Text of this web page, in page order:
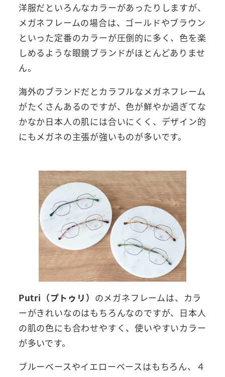
洋服だといろんなカラーがあったりしますが、
メガネフレームの場合は、ゴールドやブラウン
といった定番のカラーが圧倒的に多く、色を楽
しめるような眼鏡ブランドがほとんどありませ
ん。
海外のブランドだとカラフルなメガネフレーム
がたくさんあるのですが、色が鮮やか過ぎてな
かなか日本人の肌には合いにくく、デザイン的
にもメガネの主張が強いものが多いです。
Putri（プトゥリ） のメガネフレームは、カラ
ーがきれいなのはもちろんなのですが、日本人
の肌の色にも合わせやすく、使いやすいカラー
が多いです。
ブルーベースやイエローベースはもちろん、４